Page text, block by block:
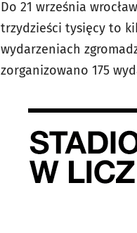
Do 21 września
trzydzieści tysięcy to
wydarzeniach
zorganizowano 175